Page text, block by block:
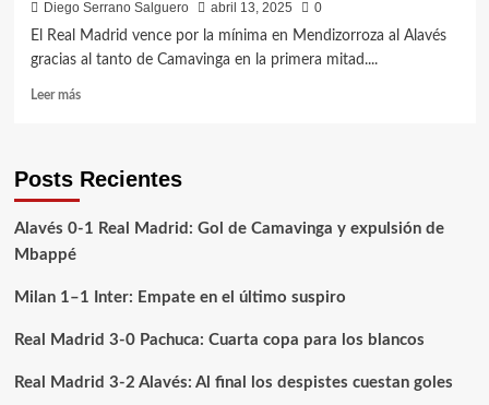
Diego Serrano Salguero abril 13, 2025
0
El Real Madrid vence por la mínima en Mendizorroza al Alavés
gracias al tanto de Camavinga en la primera mitad....
Leer másLeer
0-
Madrid:
Camavinga
expulsión
Mbappé
Posts Recientes
Alavés 0-1 Real Madrid: Gol de Camavinga y expulsión de
Mbappé
Milan 1–1 Inter: Empate en el último suspiro
Real Madrid 3-0 Pachuca: Cuarta copa para los blancos
Real Madrid 3-2 Alavés: Al final los despistes cuestan goles